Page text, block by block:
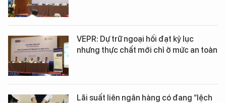
VEPR: Dự trữ ngoại hối đạt kỷ lục
nhưng thực chất mới chỉ ở mức an toàn
Lãi suất liên ngân hàng có đang “lệch